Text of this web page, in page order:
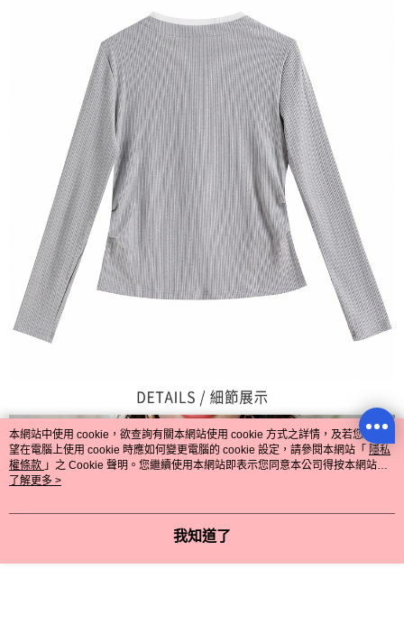
本網站中使用 cookie，欲查詢有關本網站使用 cookie 方式之詳情，及若您不希
望在電腦上使用 cookie 時應如何變更電腦的 cookie 設定，請參閱本網站「 隱私
權條款 」之 Cookie 聲明。您繼續使用本網站即表示您同意本公司得按本網站使
用條款之 Cookie 聲明使用 cookie。
了解更多 >
我知道了